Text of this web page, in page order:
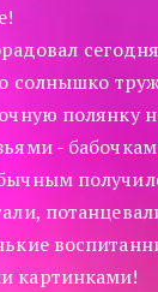
солнышко
полянку
-
картинками!